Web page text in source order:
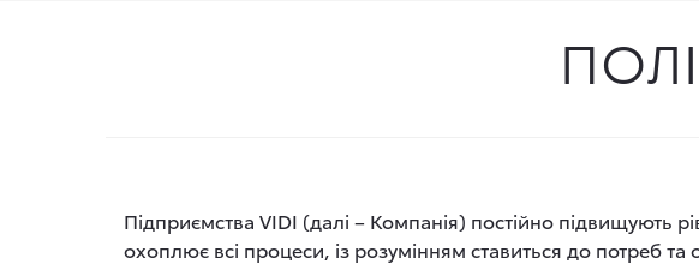
Підприємства VIDI (далі – Компанія) постійно підвищують
охоплює всі процеси, із розумінням ставиться до потреб та